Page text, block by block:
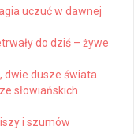
uczuć w dawnej
do dziś – żywe
dwie dusze świata
słowiańskich
i szumów